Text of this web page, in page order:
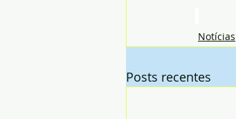
Notícias
Posts recentes